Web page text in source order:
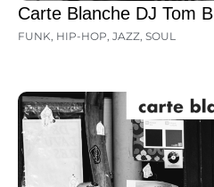
Carte Blanche DJ Tom B
FUNK, HIP-HOP, JAZZ, SOUL